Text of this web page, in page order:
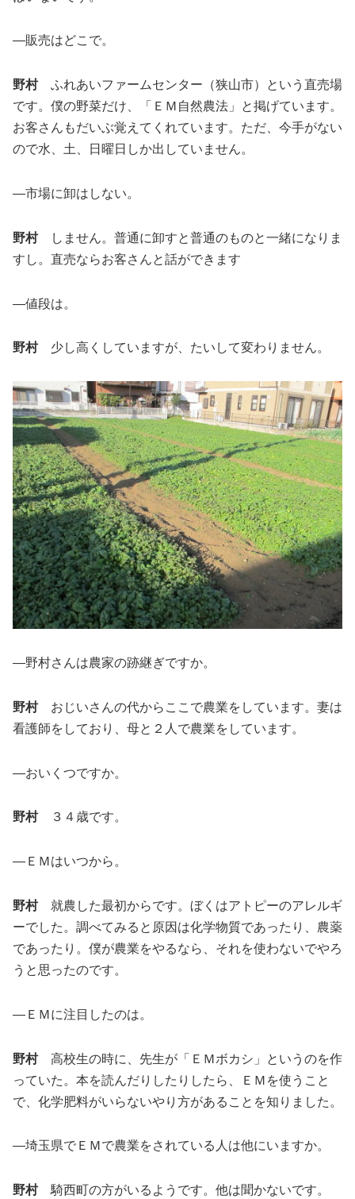
―販売はどこで。
野村ふれあいファームセンター（狭山市）という直売場
です。僕の野菜だけ、「ＥＭ自然農法」と掲げています。
お客さんもだいぶ覚えてくれています。ただ、今手がない
ので水、土、日曜日しか出していません。
―市場に卸はしない。
野村しません。普通に卸すと普通のものと一緒になりま
すし。直売ならお客さんと話ができます
―値段は。
野村少し高くしていますが、たいして変わりません。
―野村さんは農家の跡継ぎですか。
野村おじいさんの代からここで農業をしています。妻は
看護師をしており、母と２人で農業をしています。
―おいくつですか。
野村３４歳です。
―ＥＭはいつから。
野村就農した最初からです。ぼくはアトピーのアレルギ
ーでした。調べてみると原因は化学物質であったり、農薬
であったり。僕が農業をやるなら、それを使わないでやろ
うと思ったのです。
―ＥＭに注目したのは。
野村高校生の時に、先生が「ＥＭボカシ」というのを作
っていた。本を読んだりしたりしたら、ＥＭを使うこと
で、化学肥料がいらないやり方があることを知りました。
―埼玉県でＥＭで農業をされている人は他にいますか。
野村騎西町の方がいるようです。他は聞かないです。